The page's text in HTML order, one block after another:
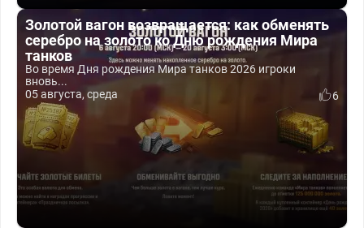
Золотой вагон возвращается: как обменять
серебро на золото ко Дню рождения Мира
танков
Во время Дня рождения Мира танков 2026 игроки
вновь...
05 августа, среда
6